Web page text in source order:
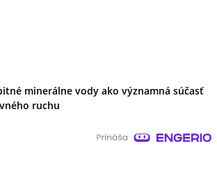
minerálne vody ako významná súčasť
ruchu